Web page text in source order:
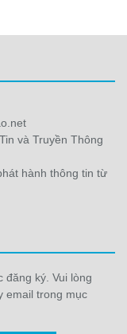
và Truyền Thông
hành thông tin từ
đăng ký. Vui lòng
email trong mục